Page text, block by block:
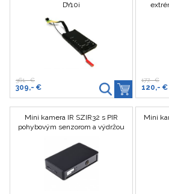
DY10i
361,- €
309,- €
177,- €
120,- €
Mini kamera IR SZIR32 s PIR
pohybovým senzorom a výdržou
Mini